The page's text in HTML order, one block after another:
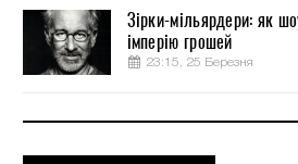
Зірки-мільярдери: як
імперію грошей
23:15, 25 Березня